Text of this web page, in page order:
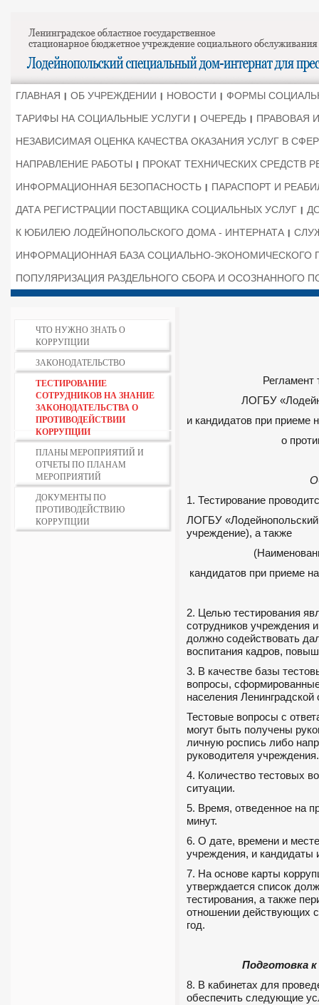
ГЛАВНАЯ ОБ УЧРЕЖДЕНИИ НОВОСТИ
ФОРМЫ
ТАРИФЫ НА СОЦИАЛЬНЫЕ УСЛУГИ
ОЧЕРЕДЬ
ПРАВОВАЯ
НЕЗАВИСИМАЯ ОЦЕНКА КАЧЕСТВА ОКАЗАНИЯ УСЛУГ В
НАПРАВЛЕНИЕ РАБОТЫ
ПРОКАТ ТЕХНИЧЕСКИХ СРЕДСТВ
ИНФОРМАЦИОННАЯ БЕЗОПАСНОСТЬ
ПАРАСПОРТ И
ДАТА РЕГИСТРАЦИИ ПОСТАВЩИКА СОЦИАЛЬНЫХ УСЛУГ
К ЮБИЛЕЮ ЛОДЕЙНОПОЛЬСКОГО ДОМА - ИНТЕРНАТА
ИНФОРМАЦИОННАЯ БАЗА СОЦИАЛЬНО-ЭКОНОМИЧЕСКОГО
ПОПУЛЯРИЗАЦИЯ РАЗДЕЛЬНОГО СБОРА И ОСОЗНАННОГО
ЧТО НУЖНО ЗНАТЬ О
КОРРУПЦИИ
ЗАКОНОДАТЕЛЬСТВО
ТЕСТИРОВАНИЕ
СОТРУДНИКОВ НА ЗНАНИЕ
ЗАКОНОДАТЕЛЬСТВА О
ПРОТИВОДЕЙСТВИИ
КОРРУПЦИИ
ПЛАНЫ МЕРОПРИЯТИЙ И
ОТЧЕТЫ ПО ПЛАНАМ
МЕРОПРИЯТИЙ
ДОКУМЕНТЫ ПО
ПРОТИВОДЕЙСТВИЮ
КОРРУПЦИИ
Регламент
ЛОГБУ
и кандидатов при приеме
о
1. Тестирование
ЛОГБУ
учреждение), а также
кандидатов при
2. Целью тестирования
сотрудников учреждения
должно содействовать
воспитания кадров,
3. В качестве базы
вопросы,
населения
Тестовые вопросы с
могут быть получены
личную роспись либо
руководителя учреждения.
4. Количество тестовых
ситуации.
5. Время, отведенное на
минут.
6. О дате, времени и
учреждения, и кандидаты
7. На основе карты
утверждается список
тестирования, а также
отношении действующих
год.
Подготовка
8. В кабинетах для
обеспечить следующие